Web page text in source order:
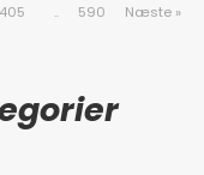
405 .. 590 Næste »